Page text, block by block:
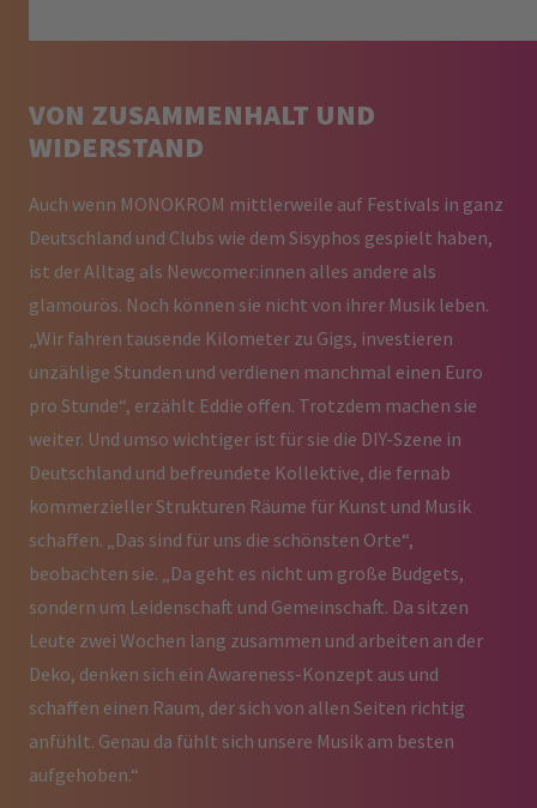
VON ZUSAMMENHALT UND
WIDERSTAND
Auch wenn MONOKROM mittlerweile auf Festivals in ganz
Deutschland und Clubs wie dem Sisyphos gespielt haben,
ist der Alltag als Newcomer:innen alles andere als
glamourös. Noch können sie nicht von ihrer Musik leben.
„Wir fahren tausende Kilometer zu Gigs, investieren
unzählige Stunden und verdienen manchmal einen Euro
pro Stunde“, erzählt Eddie offen. Trotzdem machen sie
weiter. Und umso wichtiger ist für sie die DIY-Szene in
Deutschland und befreundete Kollektive, die fernab
kommerzieller Strukturen Räume für Kunst und Musik
schaffen. „Das sind für uns die schönsten Orte“,
beobachten sie. „Da geht es nicht um große Budgets,
sondern um Leidenschaft und Gemeinschaft. Da sitzen
Leute zwei Wochen lang zusammen und arbeiten an der
Deko, denken sich ein Awareness-Konzept aus und
schaffen einen Raum, der sich von allen Seiten richtig
anfühlt. Genau da fühlt sich unsere Musik am besten
aufgehoben.“